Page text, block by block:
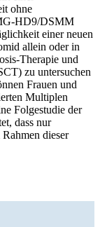
ohne
HD9/DSMM
einer neuen
allein oder in
Therapie und
zu untersuchen
Frauen und
Multiplen
Folgestudie der
dass nur
dieser